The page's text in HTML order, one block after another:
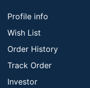
Profile info
Wish List
Order History
Track Order
Investor